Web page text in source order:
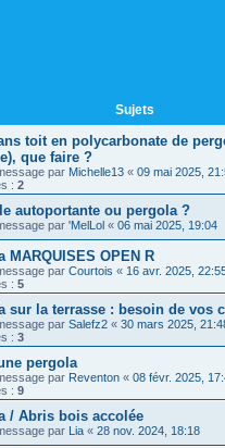
Sujets
toit en polycarbonate de
que faire ?
par Michelle13 « 09 mai 2025,
: 2
autoportante ou pergola ?
par 'MelLol « 06 mai 2025, 19:04
MARQUISES OPEN R
par Courtois « 16 avr. 2025,
: 5
sur la terrasse : besoin de vos
par Salefz2 « 30 mars 2025,
: 3
pergola
par Reventon « 08 févr. 2025,
: 9
/ Abris bois accolée
par Lia « 28 nov. 2024, 18:18